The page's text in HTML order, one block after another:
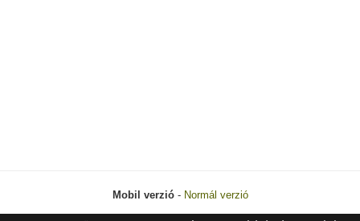
Mobil verzió- Normál verzió